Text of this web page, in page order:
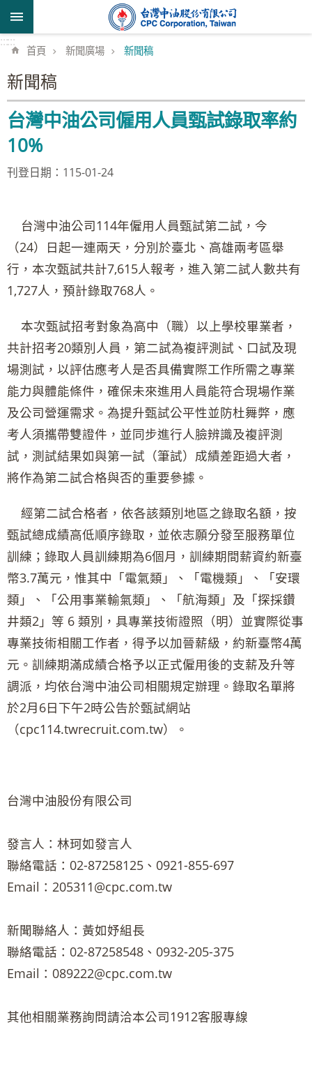
跳到主要內容區塊
::::::
首頁 新聞廣場 新聞稿
新聞稿
台灣中油公司僱用人員甄試錄取率約
10%
刊登日期：115-01-24
台灣中油公司114年僱用人員甄試第二試，今
（24）日起一連兩天，分別於臺北、高雄兩考區舉
行，本次甄試共計7,615人報考，進入第二試人數共有
1,727人，預計錄取768人。
本次甄試招考對象為高中（職）以上學校畢業者，
共計招考20類別人員，第二試為複評測試、口試及現
場測試，以評估應考人是否具備實際工作所需之專業
能力與體能條件，確保未來進用人員能符合現場作業
及公司營運需求。為提升甄試公平性並防杜舞弊，應
考人須攜帶雙證件，並同步進行人臉辨識及複評測
試，測試結果如與第一試（筆試）成績差距過大者，
將作為第二試合格與否的重要參據。
經第二試合格者，依各該類別地區之錄取名額，按
甄試總成績高低順序錄取，並依志願分發至服務單位
訓練；錄取人員訓練期為6個月，訓練期間薪資約新臺
幣3.7萬元，惟其中「電氣類」、「電機類」、「安環
類」、「公用事業輸氣類」、「航海類」及「探採鑽
井類2」等 6 類別，具專業技術證照（明）並實際從事
專業技術相關工作者，得予以加晉薪級，約新臺幣4萬
元。訓練期滿成績合格予以正式僱用後的支薪及升等
調派，均依台灣中油公司相關規定辦理。錄取名單將
於2月6日下午2時公告於甄試網站
（cpc114.twrecruit.com.tw）。
台灣中油股份有限公司
發言人：林珂如發言人
聯絡電話：02-87258125、0921-855-697
Email：205311@cpc.com.tw
新聞聯絡人：黃如妤組長
聯絡電話：02-87258548、0932-205-375
Email：089222@cpc.com.tw
其他相關業務詢問請洽本公司1912客服專線